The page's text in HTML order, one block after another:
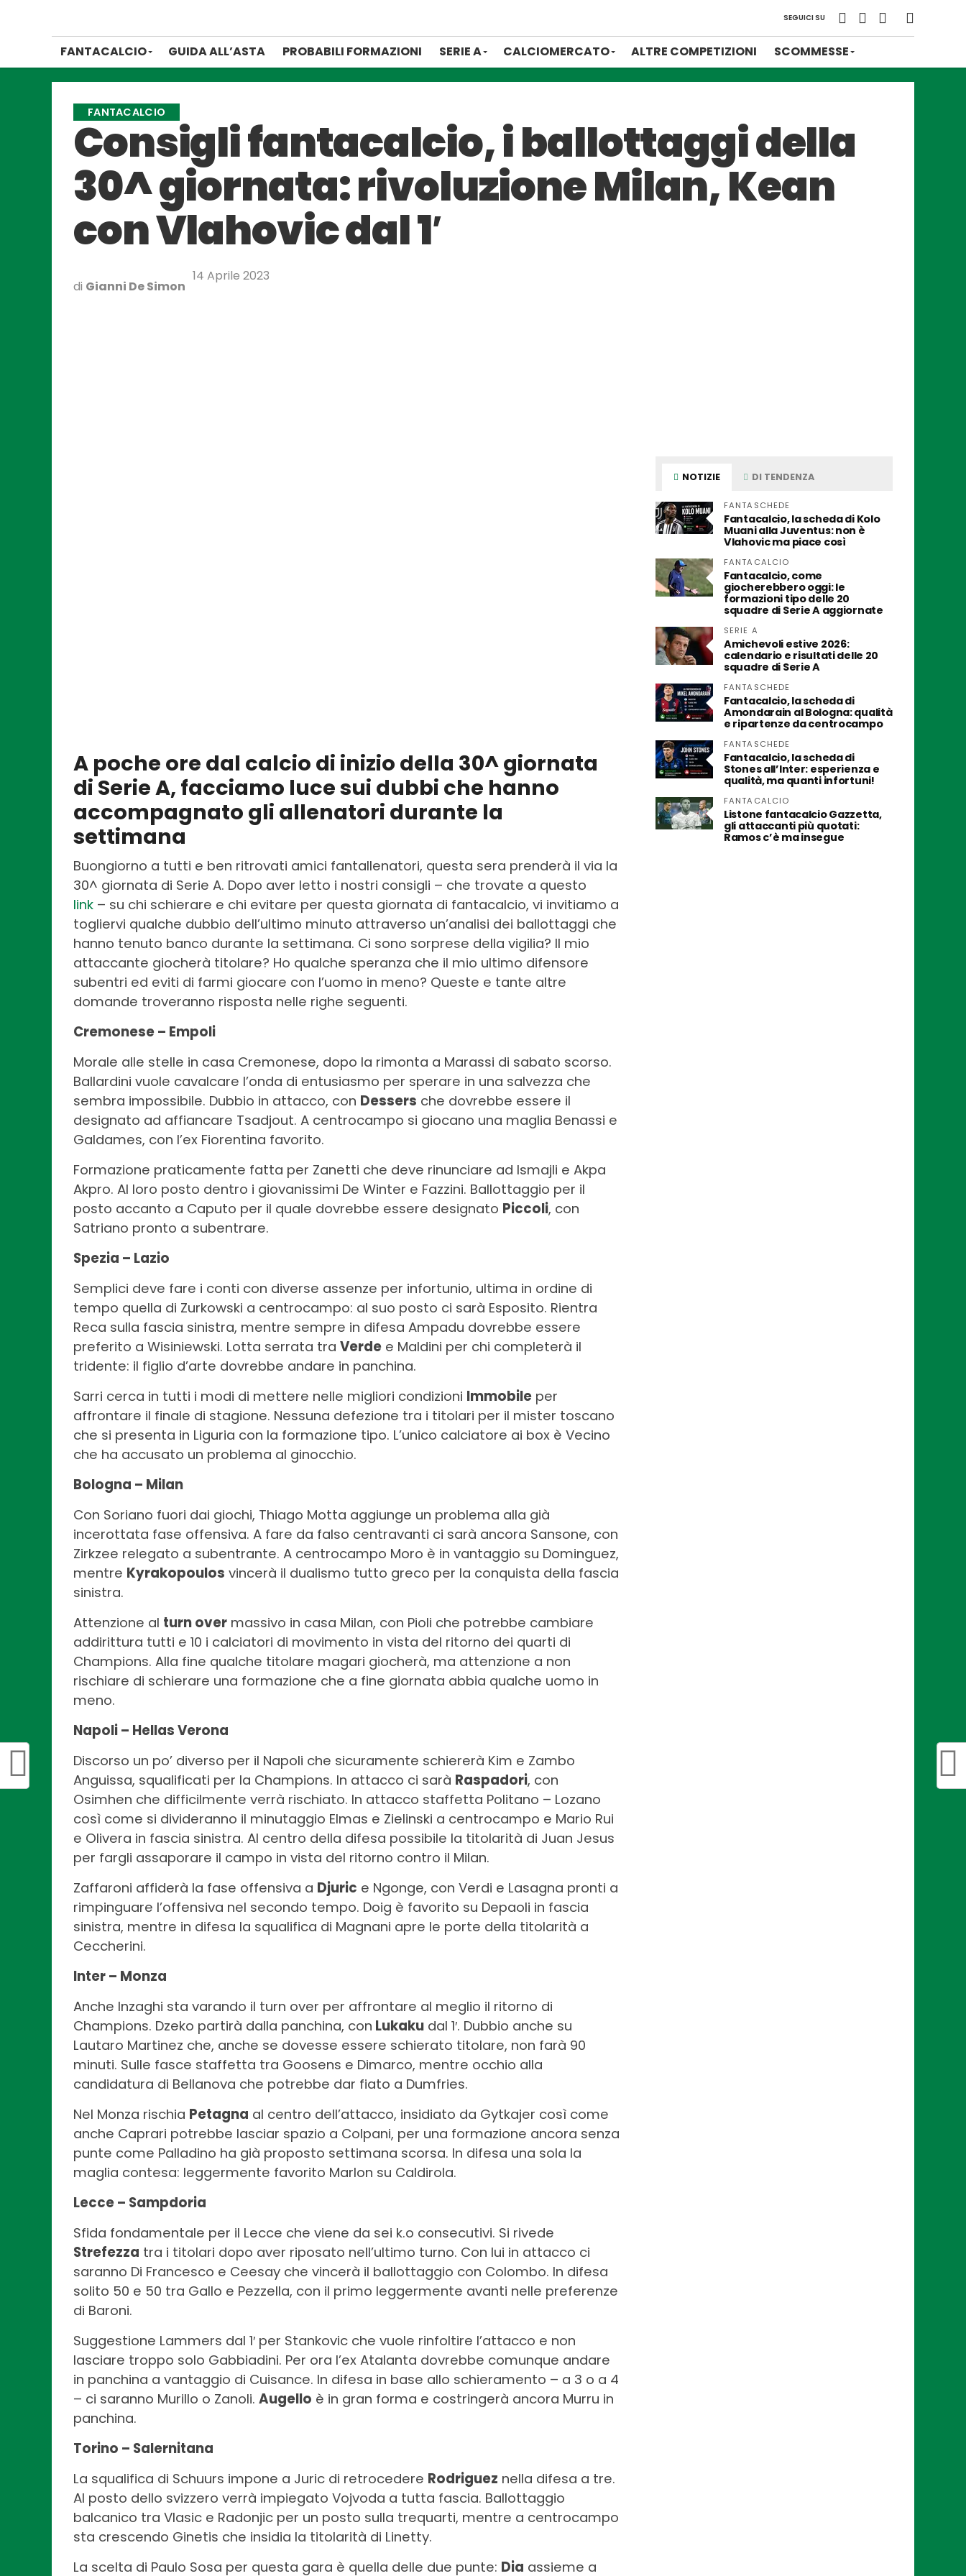
SEGUICI SU
FANTACALCIO GUIDA ALL’ASTA PROBABILI FORMAZIONI SERIE A CALCIOMERCATO ALTRE COMPETIZIONI SCOMMESSE
FANTACALCIO
Consigli fantacalcio, i ballottaggi della
30^ giornata: rivoluzione Milan, Kean
con Vlahovic dal 1′
di Gianni De Simon
14 Aprile 2023
A poche ore dal calcio di inizio della 30^ giornata
di Serie A, facciamo luce sui dubbi che hanno
accompagnato gli allenatori durante la
settimana
Buongiorno a tutti e ben ritrovati amici fantallenatori, questa sera prenderà il via la
30^ giornata di Serie A. Dopo aver letto i nostri consigli – che trovate a questo
link – su chi schierare e chi evitare per questa giornata di fantacalcio, vi invitiamo a
togliervi qualche dubbio dell’ultimo minuto attraverso un’analisi dei ballottaggi che
hanno tenuto banco durante la settimana. Ci sono sorprese della vigilia? Il mio
attaccante giocherà titolare? Ho qualche speranza che il mio ultimo difensore
subentri ed eviti di farmi giocare con l’uomo in meno? Queste e tante altre
domande troveranno risposta nelle righe seguenti.
Cremonese – Empoli
Morale alle stelle in casa Cremonese, dopo la rimonta a Marassi di sabato scorso.
Ballardini vuole cavalcare l’onda di entusiasmo per sperare in una salvezza che
sembra impossibile. Dubbio in attacco, con Dessers che dovrebbe essere il
designato ad affiancare Tsadjout. A centrocampo si giocano una maglia Benassi e
Galdames, con l’ex Fiorentina favorito.
Formazione praticamente fatta per Zanetti che deve rinunciare ad Ismajli e Akpa
Akpro. Al loro posto dentro i giovanissimi De Winter e Fazzini. Ballottaggio per il
posto accanto a Caputo per il quale dovrebbe essere designato Piccoli, con
Satriano pronto a subentrare.
Spezia – Lazio
Semplici deve fare i conti con diverse assenze per infortunio, ultima in ordine di
tempo quella di Zurkowski a centrocampo: al suo posto ci sarà Esposito. Rientra
Reca sulla fascia sinistra, mentre sempre in difesa Ampadu dovrebbe essere
preferito a Wisiniewski. Lotta serrata tra Verde e Maldini per chi completerà il
tridente: il figlio d’arte dovrebbe andare in panchina.
Sarri cerca in tutti i modi di mettere nelle migliori condizioni Immobile per
affrontare il finale di stagione. Nessuna defezione tra i titolari per il mister toscano
che si presenta in Liguria con la formazione tipo. L’unico calciatore ai box è Vecino
che ha accusato un problema al ginocchio.
Bologna – Milan
Con Soriano fuori dai giochi, Thiago Motta aggiunge un problema alla già
incerottata fase offensiva. A fare da falso centravanti ci sarà ancora Sansone, con
Zirkzee relegato a subentrante. A centrocampo Moro è in vantaggio su Dominguez,
mentre Kyrakopoulos vincerà il dualismo tutto greco per la conquista della fascia
sinistra.
Attenzione al turn over massivo in casa Milan, con Pioli che potrebbe cambiare
addirittura tutti e 10 i calciatori di movimento in vista del ritorno dei quarti di
Champions. Alla fine qualche titolare magari giocherà, ma attenzione a non
rischiare di schierare una formazione che a fine giornata abbia qualche uomo in
meno.
Napoli – Hellas Verona
Discorso un po’ diverso per il Napoli che sicuramente schiererà Kim e Zambo
Anguissa, squalificati per la Champions. In attacco ci sarà Raspadori, con
Osimhen che difficilmente verrà rischiato. In attacco staffetta Politano – Lozano
così come si divideranno il minutaggio Elmas e Zielinski a centrocampo e Mario Rui
e Olivera in fascia sinistra. Al centro della difesa possibile la titolarità di Juan Jesus
per fargli assaporare il campo in vista del ritorno contro il Milan.
Zaffaroni affiderà la fase offensiva a Djuric e Ngonge, con Verdi e Lasagna pronti a
rimpinguare l’offensiva nel secondo tempo. Doig è favorito su Depaoli in fascia
sinistra, mentre in difesa la squalifica di Magnani apre le porte della titolarità a
Ceccherini.
Inter – Monza
Anche Inzaghi sta varando il turn over per affrontare al meglio il ritorno di
Champions. Dzeko partirà dalla panchina, con Lukaku dal 1′. Dubbio anche su
Lautaro Martinez che, anche se dovesse essere schierato titolare, non farà 90
minuti. Sulle fasce staffetta tra Goosens e Dimarco, mentre occhio alla
candidatura di Bellanova che potrebbe dar fiato a Dumfries.
Nel Monza rischia Petagna al centro dell’attacco, insidiato da Gytkajer così come
anche Caprari potrebbe lasciar spazio a Colpani, per una formazione ancora senza
punte come Palladino ha già proposto settimana scorsa. In difesa una sola la
maglia contesa: leggermente favorito Marlon su Caldirola.
Lecce – Sampdoria
Sfida fondamentale per il Lecce che viene da sei k.o consecutivi. Si rivede
Strefezza tra i titolari dopo aver riposato nell’ultimo turno. Con lui in attacco ci
saranno Di Francesco e Ceesay che vincerà il ballottaggio con Colombo. In difesa
solito 50 e 50 tra Gallo e Pezzella, con il primo leggermente avanti nelle preferenze
di Baroni.
Suggestione Lammers dal 1′ per Stankovic che vuole rinfoltire l’attacco e non
lasciare troppo solo Gabbiadini. Per ora l’ex Atalanta dovrebbe comunque andare
in panchina a vantaggio di Cuisance. In difesa in base allo schieramento – a 3 o a 4
– ci saranno Murillo o Zanoli. Augello è in gran forma e costringerà ancora Murru in
panchina.
Torino – Salernitana
La squalifica di Schuurs impone a Juric di retrocedere Rodriguez nella difesa a tre.
Al posto dello svizzero verrà impiegato Vojvoda a tutta fascia. Ballottaggio
balcanico tra Vlasic e Radonjic per un posto sulla trequarti, mentre a centrocampo
sta crescendo Ginetis che insidia la titolarità di Linetty.
La scelta di Paulo Sosa per questa gara è quella delle due punte: Dia assieme a
NOTIZIE DI TENDENZA
FANTASCHEDE
Fantacalcio, la scheda di Kolo
Muani alla Juventus: non è
Vlahovic ma piace così
FANTACALCIO
Fantacalcio, come
giocherebbero oggi: le
formazioni tipo delle 20
squadre di Serie A aggiornate
SERIE A
Amichevoli estive 2026:
calendario e risultati delle 20
squadre di Serie A
FANTASCHEDE
Fantacalcio, la scheda di
Amondarain al Bologna: qualità
e ripartenze da centrocampo
FANTASCHEDE
Fantacalcio, la scheda di
Stones all’Inter: esperienza e
qualità, ma quanti infortuni!
FANTACALCIO
Listone fantacalcio Gazzetta,
gli attaccanti più quotati:
Ramos c’è ma insegue